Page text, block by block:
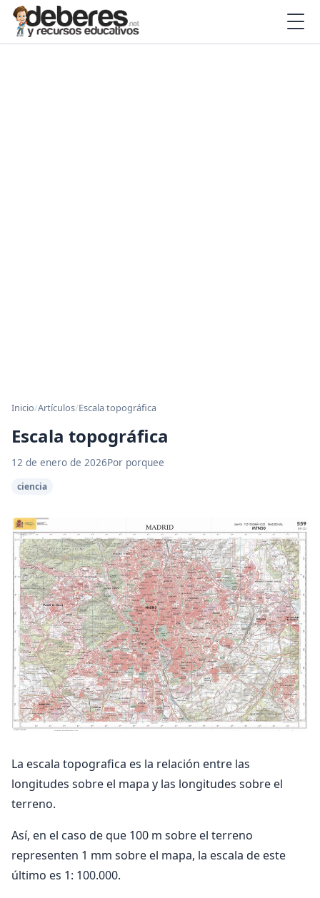
Inicio/Artículos/Escala topográfica
Escala topográfica
12 de enero de 2026Por porquee
ciencia
La escala topografica es la relación entre las
longitudes sobre el mapa y las longitudes sobre el
terreno.
Así, en el caso de que 100 m sobre el terreno
representen 1 mm sobre el mapa, la escala de este
último es 1: 100.000.